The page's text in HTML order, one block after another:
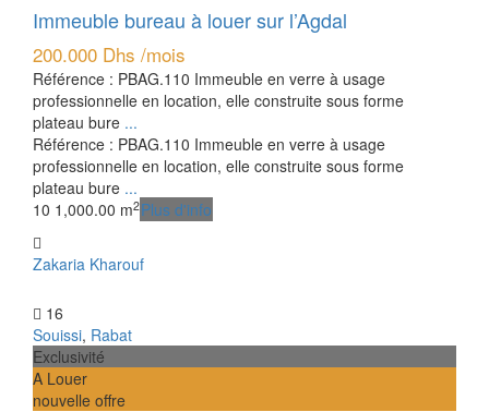
Immeuble bureau à louer sur l’Agdal
200.000 Dhs /mois
Référence : PBAG.110 Immeuble en verre à usage
professionnelle en location, elle construite sous forme
plateau bure ...
Référence : PBAG.110 Immeuble en verre à usage
professionnelle en location, elle construite sous forme
plateau bure ...
10 1,000.00 m2Plus d'info
Zakaria Kharouf
16
Souissi, Rabat
Exclusivité
A Louer
nouvelle offre